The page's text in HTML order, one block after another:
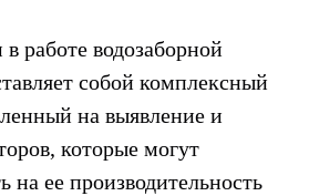
работе водозаборной
собой комплексный
на выявление и
которые могут
на ее производительность